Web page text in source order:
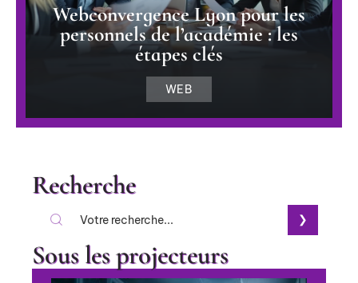
Webconvergence Lyon pour les
personnels de l’académie : les
étapes clés
WEB
Recherche
Sous les projecteurs